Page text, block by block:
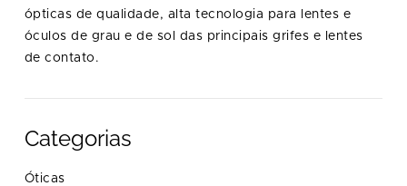
ópticas de qualidade, alta tecnologia para lentes e
óculos de grau e de sol das principais grifes e lentes
de contato.
Categorias
Óticas